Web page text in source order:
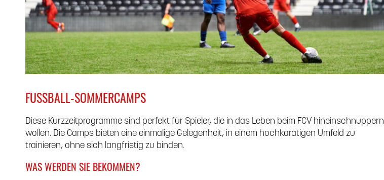
FUSSBALL-SOMMERCAMPS
Diese Kurzzeitprogramme sind perfekt für Spieler, die in das Leben beim FCV hineinschnuppern
wollen. Die Camps bieten eine einmalige Gelegenheit, in einem hochkarätigen Umfeld zu
trainieren, ohne sich langfristig zu binden.
WAS WERDEN SIE BEKOMMEN?